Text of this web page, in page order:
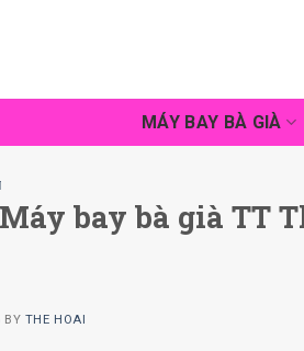
MÁY BAY BÀ GIÀ
bay bà già TT
BY THE HOAI